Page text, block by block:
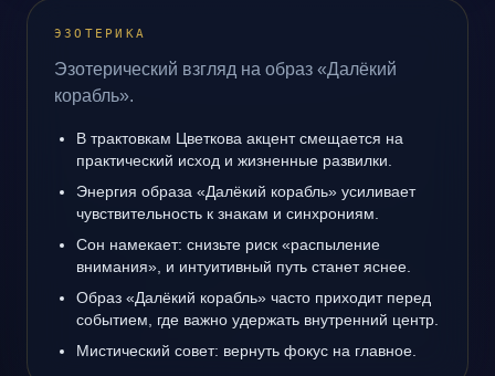
ЭЗОТЕРИКА
Эзотерический взгляд на образ «Далёкий
корабль».
В трактовкам Цветкова акцент смещается на
практический исход и жизненные развилки.
Энергия образа «Далёкий корабль» усиливает
чувствительность к знакам и синхрониям.
Сон намекает: снизьте риск «распыление
внимания», и интуитивный путь станет яснее.
Образ «Далёкий корабль» часто приходит перед
событием, где важно удержать внутренний центр.
Мистический совет: вернуть фокус на главное.